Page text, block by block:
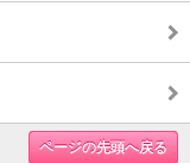
ページの先頭へ戻る